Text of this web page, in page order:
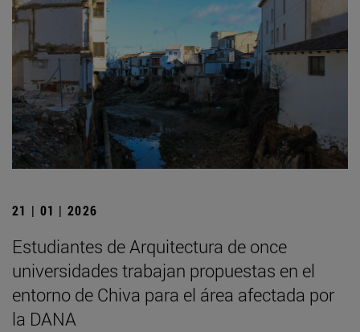
21 | 01 | 2026
Estudiantes de Arquitectura de once
universidades trabajan propuestas en el
entorno de Chiva para el área afectada por
la DANA